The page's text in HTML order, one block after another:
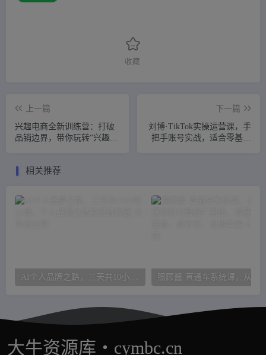
收藏
上一篇
兴趣电商全新训练营：打破
品销边界，带你玩转“兴趣电
下一篇
刘博·TikTok实操运营课，手
把手账号实战，适合零基础
相关推荐
大牛资源库・cymbc.cn